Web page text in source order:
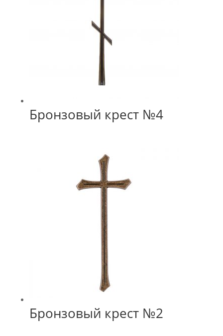
Бронзовый крест №4
Бронзовый крест №2